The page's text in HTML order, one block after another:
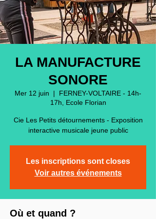
LA MANUFACTURE
SONORE
Mer 12 juin
  |
FERNEY-VOLTAIRE - 14h-
17h, Ecole Florian
Cie Les Petits détournements - Exposition
interactive musicale jeune public
Les inscriptions sont closes
Voir autres événements
Où et quand ?